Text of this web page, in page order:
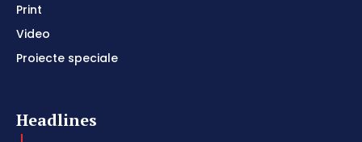
Print
Video
Proiecte speciale
Headlines